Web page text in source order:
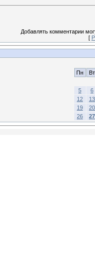
Добавлять комментарии
[
Пн Вт
5
6
12
13
19
20
26
27